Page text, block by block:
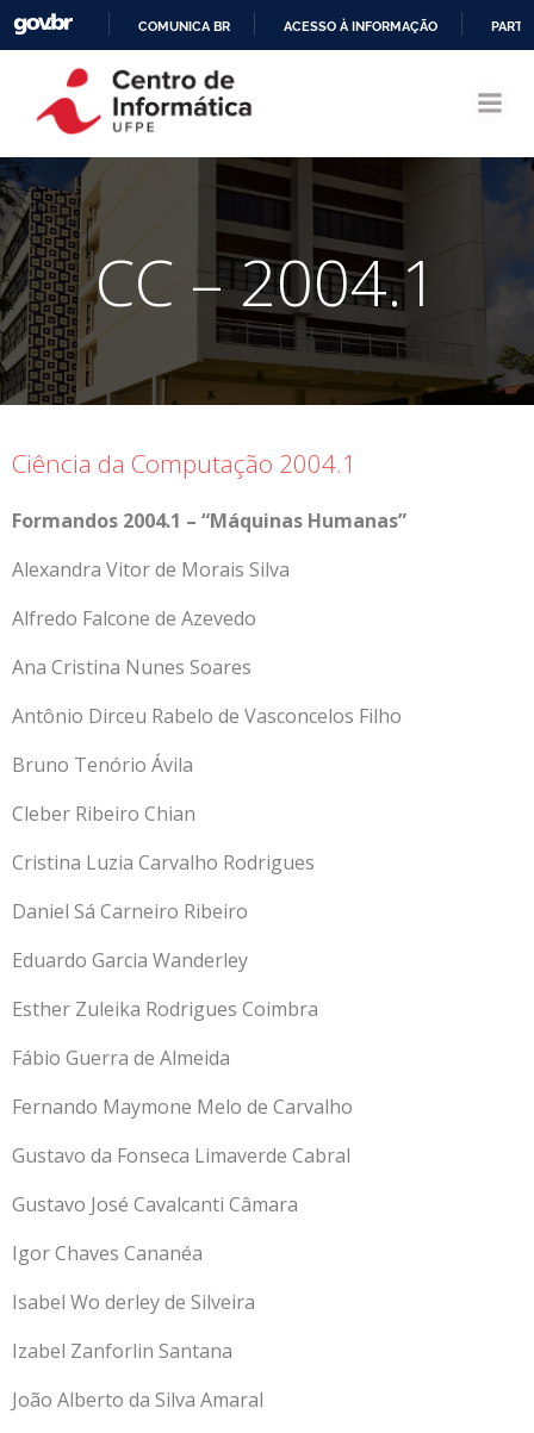
CONTEÚDO
COMUNICA BR ACESSO À INFORMAÇÃO
CC – 2004.1
Ciência da Computação 2004.1
Formandos 2004.1 – “Máquinas Humanas”
Alexandra Vitor de Morais Silva
Alfredo Falcone de Azevedo
Ana Cristina Nunes Soares
Antônio Dirceu Rabelo de Vasconcelos Filho
Bruno Tenório Ávila
Cleber Ribeiro Chian
Cristina Luzia Carvalho Rodrigues
Daniel Sá Carneiro Ribeiro
Eduardo Garcia Wanderley
Esther Zuleika Rodrigues Coimbra
Fábio Guerra de Almeida
Fernando Maymone Melo de Carvalho
Gustavo da Fonseca Limaverde Cabral
Gustavo José Cavalcanti Câmara
Igor Chaves Cananéa
Isabel Wo derley de Silveira
Izabel Zanforlin Santana
João Alberto da Silva Amaral